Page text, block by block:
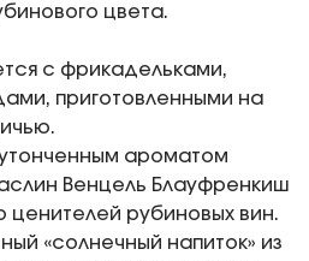
цвета.
с фрикадельками,
приготовленными на
ароматом
Венцель Блауфренкиш
ценителей рубиновых вин.
«солнечный напиток» из